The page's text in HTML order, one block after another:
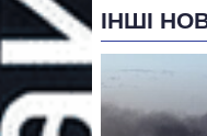
ІНШІ